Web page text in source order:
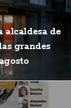
alcaldesa de
grandes